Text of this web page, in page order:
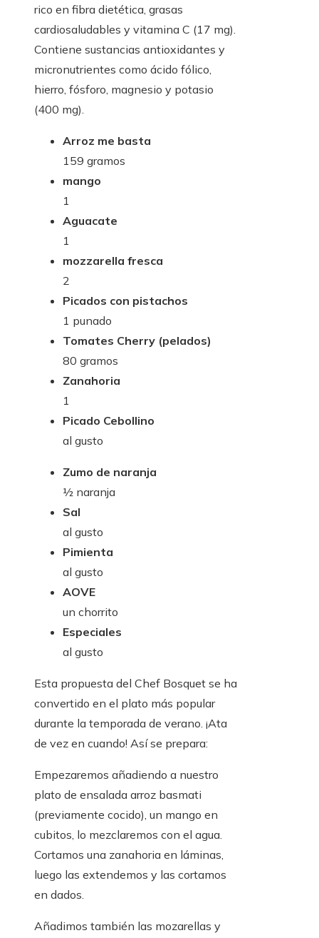
rico en fibra dietética, grasas
cardiosaludables y vitamina C (17 mg).
Contiene sustancias antioxidantes y
micronutrientes como ácido fólico,
hierro, fósforo, magnesio y potasio
(400 mg).
Arroz me basta
159 gramos
mango
1
Aguacate
1
mozzarella fresca
2
Picados con pistachos
1 punado
Tomates Cherry (pelados)
80 gramos
Zanahoria
1
Picado Cebollino
al gusto
Zumo de naranja
½ naranja
Sal
al gusto
Pimienta
al gusto
AOVE
un chorrito
Especiales
al gusto
Esta propuesta del Chef Bosquet se ha
convertido en el plato más popular
durante la temporada de verano. ¡Ata
de vez en cuando! Así se prepara:
Empezaremos añadiendo a nuestro
plato de ensalada arroz basmati
(previamente cocido), un mango en
cubitos, lo mezclaremos con el agua.
Cortamos una zanahoria en láminas,
luego las extendemos y las cortamos
en dados.
Añadimos también las mozarellas y